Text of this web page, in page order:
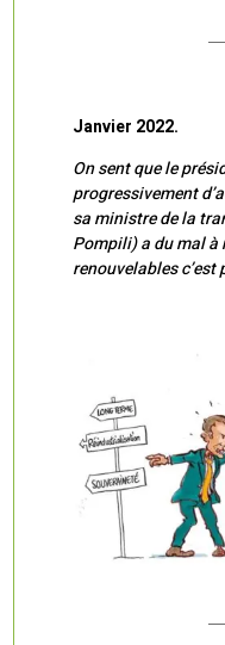
Janvier 2022.
On sent que le
progressivement
sa ministre de la
Pompili) a du mal à
renouvelables c’est